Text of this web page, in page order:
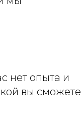
нет опыта и
вы сможете